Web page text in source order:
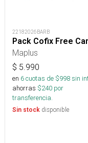
22182026BARB
Pack Cofix Free
Maplus
$ 5.990
en 6cuotas de $998sin
ahorras $240 por
transferencia.
Sin stock disponible